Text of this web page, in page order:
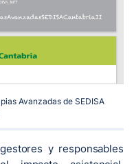
Avanzadas de SEDISA
y responsables